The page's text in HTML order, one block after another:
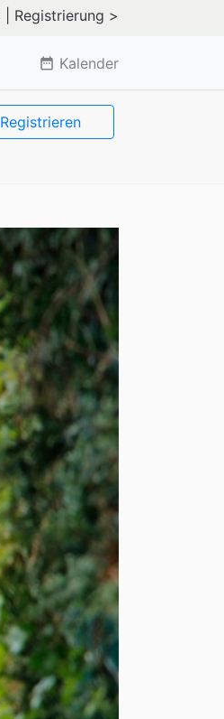
| Registrierung >
date_range Kalender
Registrieren